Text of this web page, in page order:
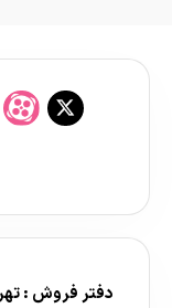
دفتر فروش :